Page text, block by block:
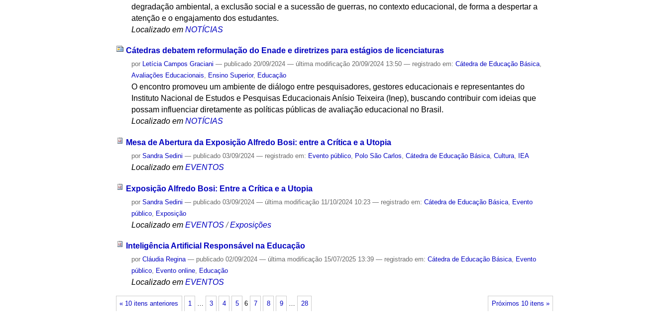
degradação ambiental, a exclusão social e a sucessão de guerras, no contexto educacional, de forma a despertar a
atenção e o engajamento dos estudantes.
Localizado em NOTÍCIAS
Cátedras debatem reformulação do Enade e diretrizes para estágios de licenciaturas
por Letícia Campos Graciani — publicado 20/09/2024— última modificação 20/09/2024 13:50— registrado em:Cátedra de Educação Básica,
Avaliações Educacionais, Ensino Superior, Educação
O encontro promoveu um ambiente de diálogo entre pesquisadores, gestores educacionais e representantes do
Instituto Nacional de Estudos e Pesquisas Educacionais Anísio Teixeira (Inep), buscando contribuir com ideias que
possam influenciar diretamente as políticas públicas de avaliação educacional no Brasil.
Localizado em NOTÍCIAS
Mesa de Abertura da Exposição Alfredo Bosi: entre a Crítica e a Utopia
porSandra Sedini — publicado 03/09/2024— registrado em: Evento público Polo São Carlos ,Cátedra de Educação Básica ,Cultura IEA
Localizado em EVENTOS
Exposição Alfredo Bosi: Entre a Crítica e a Utopia
porSandra Sedini — publicado 03/09/2024— última modificação 11/10/2024 10:23— registrado em:Cátedra de Educação Básica Evento
público Exposição
Localizado em EVENTOS /Exposições
Inteligência Artificial Responsável na Educação
porCláudia Regina — publicado 02/09/2024— última modificação 15/07/2025 13:39— registrado em:Cátedra de Educação Básica, Evento
público, Evento online, Educação
Localizado em EVENTOS
« 10 itens anteriores Próximos 10 itens »
1 3 4 5 6 7 8 9 28